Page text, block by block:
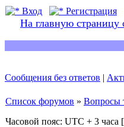
Вход
Регистрация
На главную страницу
Сообщения без ответов |
Список форумов » Вопросы
Часовой пояс: UTC + 3 часа